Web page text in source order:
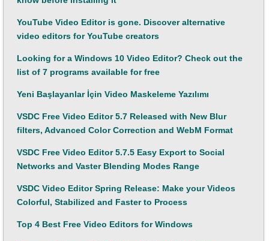
YouTube Video Editor is gone. Discover alternative
video editors for YouTube creators
Looking for a Windows 10 Video Editor? Check out the
list of 7 programs available for free
Yeni Başlayanlar İçin Video Maskeleme Yazılımı
VSDC Free Video Editor 5.7 Released with New Blur
filters, Advanced Color Correction and WebM Format
VSDC Free Video Editor 5.7.5 Easy Export to Social
Networks and Vaster Blending Modes Range
VSDC Video Editor Spring Release: Make your Videos
Colorful, Stabilized and Faster to Process
Top 4 Best Free Video Editors for Windows